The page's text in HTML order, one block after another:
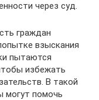
через суд.
граждан
взыскания
пытаются
избежать
В такой
могут помочь